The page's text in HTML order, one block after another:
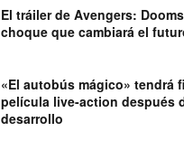
El tráiler de Avengers:
choque que cambiará el
«El autobús mágico» tendrá
película live-action después
desarrollo